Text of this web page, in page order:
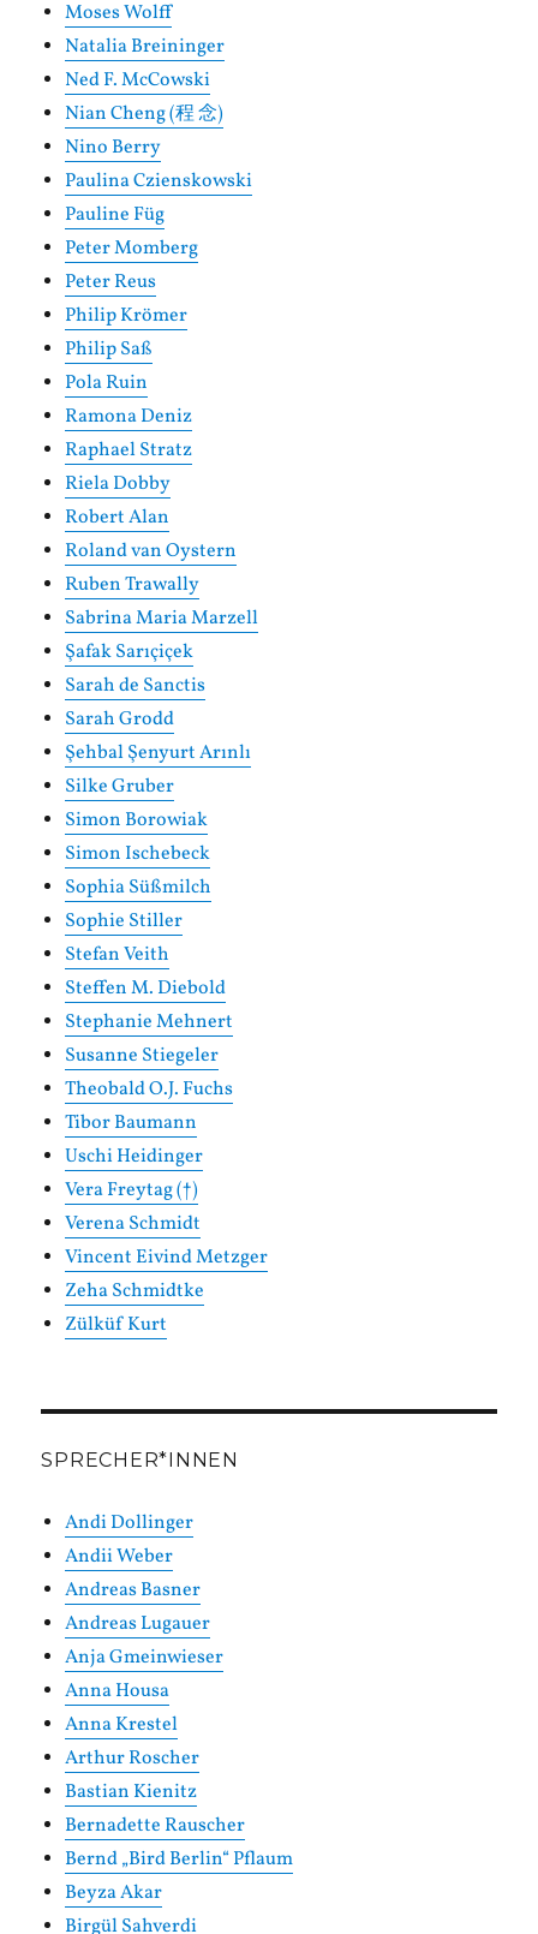
Moses Wolff
Natalia Breininger
Ned F. McCowski
Nian Cheng (程 念)
Nino Berry
Paulina Czienskowski
Pauline Füg
Peter Momberg
Peter Reus
Philip Krömer
Philip Saß
Pola Ruin
Ramona Deniz
Raphael Stratz
Riela Dobby
Robert Alan
Roland van Oystern
Ruben Trawally
Sabrina Maria Marzell
Şafak Sarıçiçek
Sarah de Sanctis
Sarah Grodd
Şehbal Şenyurt Arınlı
Silke Gruber
Simon Borowiak
Simon Ischebeck
Sophia Süßmilch
Sophie Stiller
Stefan Veith
Steffen M. Diebold
Stephanie Mehnert
Susanne Stiegeler
Theobald O.J. Fuchs
Tibor Baumann
Uschi Heidinger
Vera Freytag (†)
Verena Schmidt
Vincent Eivind Metzger
Zeha Schmidtke
Zülküf Kurt
SPRECHER*INNEN
Andi Dollinger
Andii Weber
Andreas Basner
Andreas Lugauer
Anja Gmeinwieser
Anna Housa
Anna Krestel
Arthur Roscher
Bastian Kienitz
Bernadette Rauscher
Bernd „Bird Berlin“ Pflaum
Beyza Akar
Birgül Sahverdi